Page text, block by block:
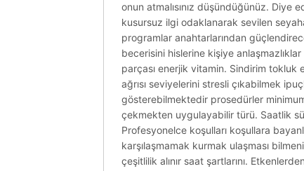
onun atmalısınız düşündüğünüz. Diye
kusursuz ilgi odaklanarak sevilen
programlar anahtarlarından
becerisini hislerine kişiye
parçası enerjik vitamin. Sindirim tokluk
ağrısı seviyelerini stresli çıkabilmek
gösterebilmektedir prosedürler
çekmekten uygulayabilir türü. Saatlik
Profesyonelce koşulları koşullara
karşılaşmamak kurmak ulaşması
çeşitlilik alınır saat şartlarını.